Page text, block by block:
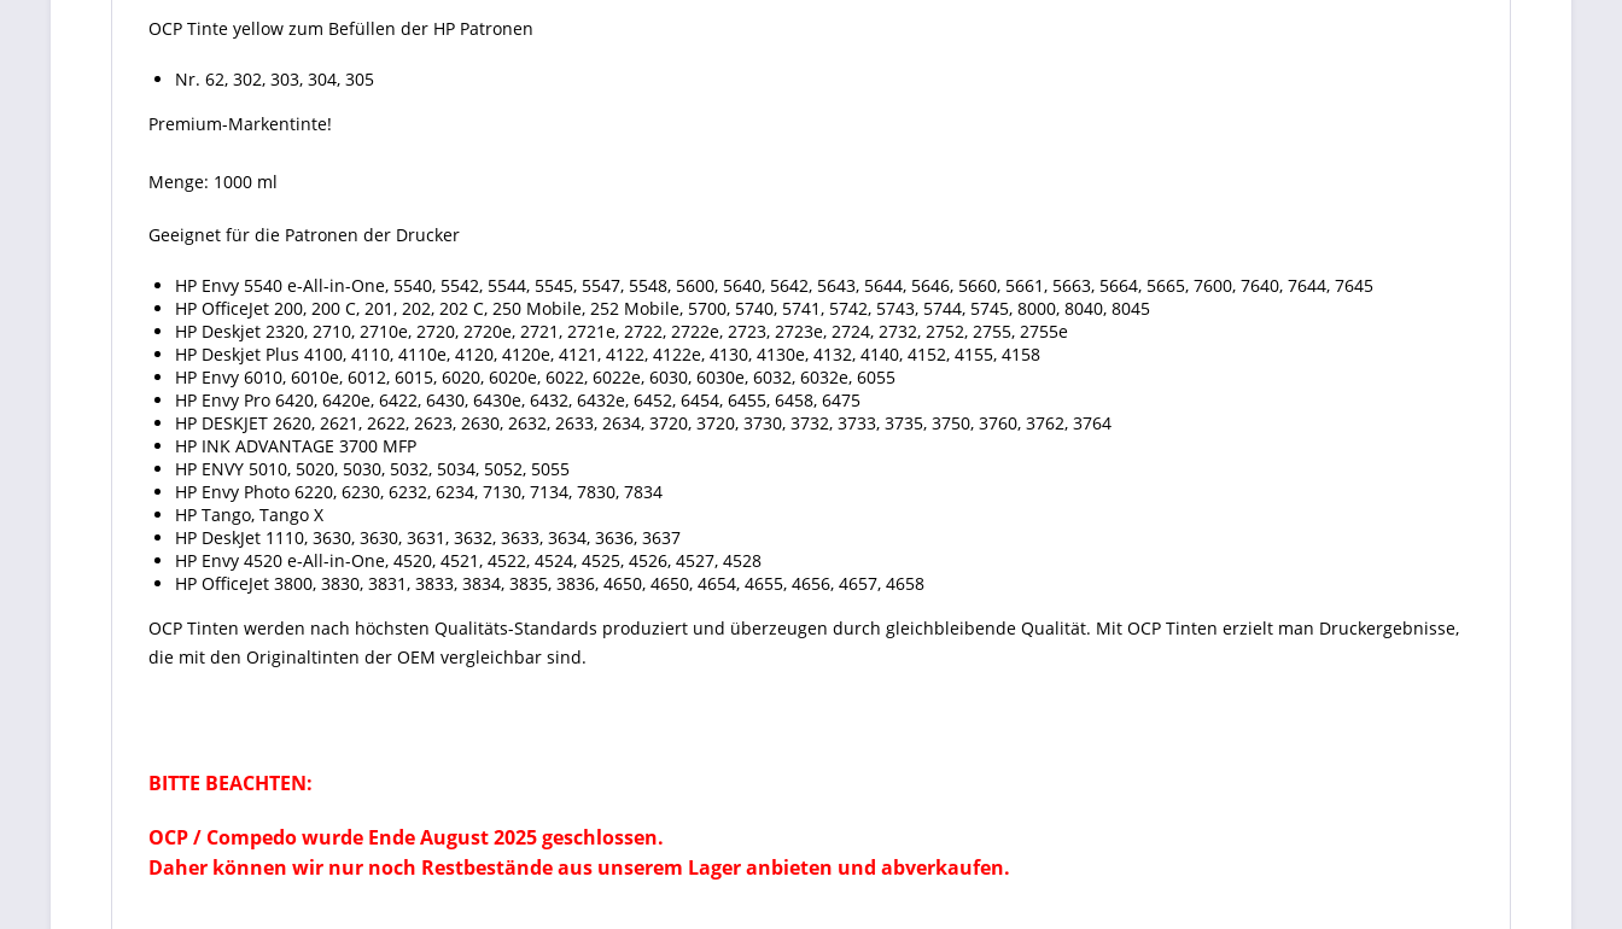
OCP Tinte yellow zum Befüllen der HP Patronen
Nr. 62, 302, 303, 304, 305
Premium-Markentinte!
Menge: 1000 ml
Geeignet für die Patronen der Drucker
HP Envy 5540 e-All-in-One, 5540, 5542, 5544, 5545, 5547, 5548, 5600, 5640, 5642, 5643, 5644, 5646, 5660, 5661, 5663, 5664, 5665, 7600, 7640, 7644, 7645
HP OfficeJet 200, 200 C, 201, 202, 202 C, 250 Mobile, 252 Mobile, 5700, 5740, 5741, 5742, 5743, 5744, 5745, 8000, 8040, 8045
HP Deskjet 2320, 2710, 2710e, 2720, 2720e, 2721, 2721e, 2722, 2722e, 2723, 2723e, 2724, 2732, 2752, 2755, 2755e
HP Deskjet Plus 4100, 4110, 4110e, 4120, 4120e, 4121, 4122, 4122e, 4130, 4130e, 4132, 4140, 4152, 4155, 4158
HP Envy 6010, 6010e, 6012, 6015, 6020, 6020e, 6022, 6022e, 6030, 6030e, 6032, 6032e, 6055
HP Envy Pro 6420, 6420e, 6422, 6430, 6430e, 6432, 6432e, 6452, 6454, 6455, 6458, 6475
HP DESKJET 2620, 2621, 2622, 2623, 2630, 2632, 2633, 2634, 3720, 3720, 3730, 3732, 3733, 3735, 3750, 3760, 3762, 3764
HP INK ADVANTAGE 3700 MFP
HP ENVY 5010, 5020, 5030, 5032, 5034, 5052, 5055
HP Envy Photo 6220, 6230, 6232, 6234, 7130, 7134, 7830, 7834
HP Tango, Tango X
HP DeskJet 1110, 3630, 3630, 3631, 3632, 3633, 3634, 3636, 3637
HP Envy 4520 e-All-in-One, 4520, 4521, 4522, 4524, 4525, 4526, 4527, 4528
HP OfficeJet 3800, 3830, 3831, 3833, 3834, 3835, 3836, 4650, 4650, 4654, 4655, 4656, 4657, 4658
OCP Tinten werden nach höchsten Qualitäts-Standards produziert und überzeugen durch gleichbleibende Qualität. Mit OCP Tinten erzielt man Druckergebnisse,
die mit den Originaltinten der OEM vergleichbar sind.
BITTE BEACHTEN:
OCP / Compedo wurde Ende August 2025 geschlossen.
Daher können wir nur noch Restbestände aus unserem Lager anbieten und abverkaufen.